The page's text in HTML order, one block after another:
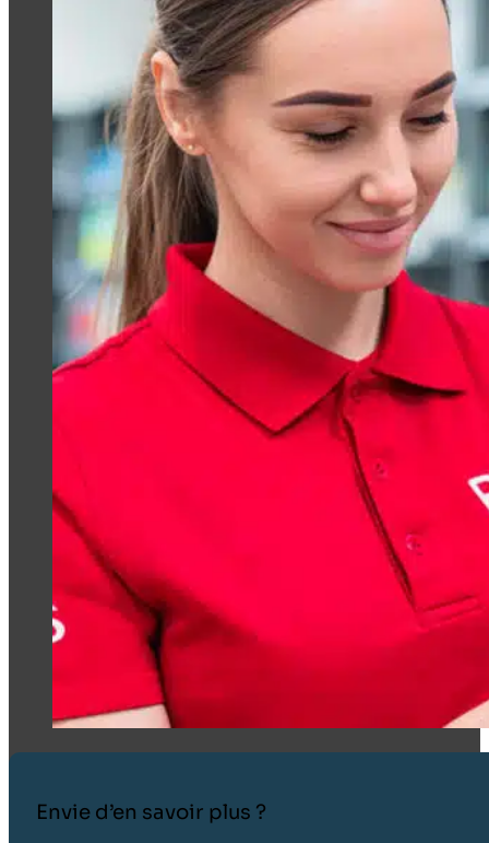
Envie d’en savoir plus ?